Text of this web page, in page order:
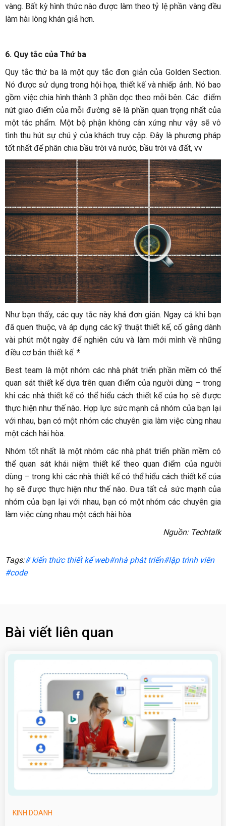
vàng. Bất kỳ hình thức nào được làm theo tỷ lệ phần vàng đều
làm hài lòng khán giả hơn.
6. Quy tắc của Thứ ba
Quy tắc thứ ba là một quy tắc đơn giản của Golden Section.
Nó được sử dụng trong hội họa, thiết kế và nhiếp ảnh. Nó bao
gồm việc chia hình thành 3 phần dọc theo mỗi bên. Các điểm
nút giao điểm của mỗi đường sẽ là phần quan trọng nhất của
một tác phẩm. Một bộ phận không cân xứng như vậy sẽ vô
tình thu hút sự chú ý của khách truy cập. Đây là phương pháp
tốt nhất để phân chia bầu trời và nước, bầu trời và đất, vv
Như bạn thấy, các quy tắc này khá đơn giản. Ngay cả khi bạn
đã quen thuộc, và áp dụng các kỹ thuật thiết kế, cố gắng dành
vài phút một ngày để nghiên cứu và làm mới mình về những
điều cơ bản thiết kế. *
Best team là một nhóm các nhà phát triển phần mềm có thể
quan sát thiết kế dựa trên quan điểm của người dùng – trong
khi các nhà thiết kế có thể hiểu cách thiết kế của họ sẽ được
thực hiện như thế nào. Hợp lực sức mạnh cả nhóm của bạn lại
với nhau, bạn có một nhóm các chuyên gia làm việc cùng nhau
một cách hài hòa.
Nhóm tốt nhất là một nhóm các nhà phát triển phần mềm có
thể quan sát khái niệm thiết kế theo quan điểm của người
dùng – trong khi các nhà thiết kế có thể hiểu cách thiết kế của
họ sẽ được thực hiện như thế nào. Đưa tất cả sức mạnh của
nhóm của bạn lại với nhau, bạn có một nhóm các chuyên gia
làm việc cùng nhau một cách hài hòa.
Nguồn: Techtalk
Tags:# kiến thức thiết kế web#nhà phát triển#lập trình viên
#code
Bài viết liên quan
KINH DOANH